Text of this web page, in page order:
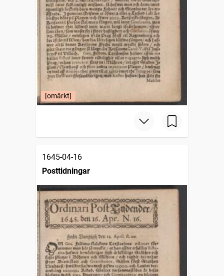
[omärkt]
1645-04-16
Posttidningar